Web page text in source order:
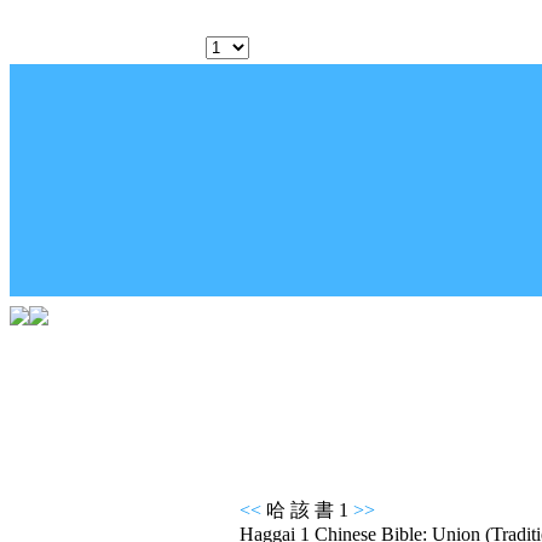
<< 哈 該 書 1 >>
Haggai 1 Chinese Bible: Union